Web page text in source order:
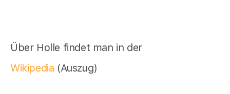
Über Holle findet man in der
Wikipedia (Auszug)